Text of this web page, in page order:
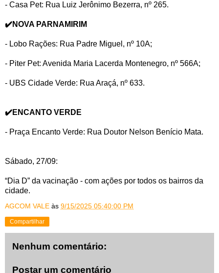
- ⁠Casa Pet: Rua Luiz Jerônimo Bezerra, nº 265.
✔️NOVA PARNAMIRIM
- Lobo Rações: Rua Padre Miguel, nº 10A;
- ⁠Piter Pet: Avenida Maria Lacerda Montenegro, nº 566A;
- ⁠UBS Cidade Verde: Rua Araçá, nº 633.
✔️ENCANTO VERDE
- Praça Encanto Verde: Rua Doutor Nelson Benício Mata.
Sábado, 27/09:
“Dia D” da vacinação - com ações por todos os bairros da
cidade.
AGCOM VALE às 9/15/2025 05:40:00 PM
Compartilhar
Nenhum comentário:
Postar um comentário